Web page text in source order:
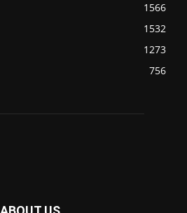
1566
1532
1273
756